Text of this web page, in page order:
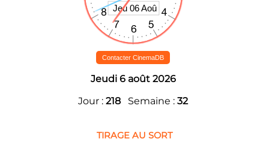
Contacter CinemaDB
Jeudi 6 août 2026
Jour : 218 Semaine : 32
TIRAGE AU SORT